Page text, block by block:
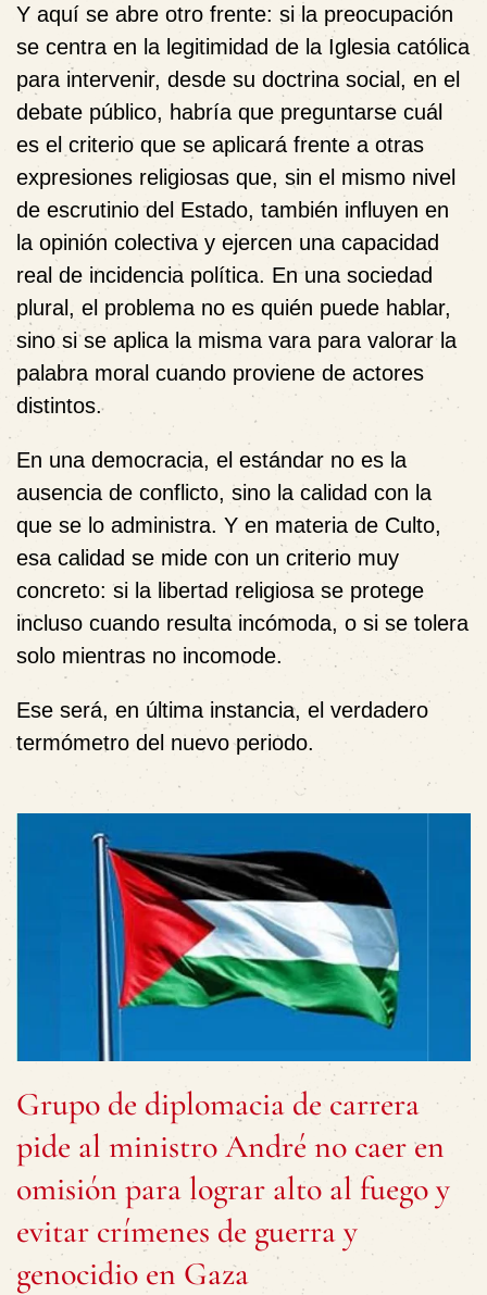
Y aquí se abre otro frente: si la preocupación
se centra en la legitimidad de la Iglesia católica
para intervenir, desde su doctrina social, en el
debate público, habría que preguntarse cuál
es el criterio que se aplicará frente a otras
expresiones religiosas que, sin el mismo nivel
de escrutinio del Estado, también influyen en
la opinión colectiva y ejercen una capacidad
real de incidencia política. En una sociedad
plural, el problema no es quién puede hablar,
sino si se aplica la misma vara para valorar la
palabra moral cuando proviene de actores
distintos.
En una democracia, el estándar no es la
ausencia de conflicto, sino la calidad con la
que se lo administra. Y en materia de Culto,
esa calidad se mide con un criterio muy
concreto: si la libertad religiosa se protege
incluso cuando resulta incómoda, o si se tolera
solo mientras no incomode.
Ese será, en última instancia, el verdadero
termómetro del nuevo periodo.
Grupo de diplomacia de carrera
pide al ministro André no caer en
omisión para lograr alto al fuego y
evitar crímenes de guerra y
genocidio en Gaza